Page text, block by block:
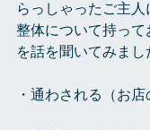
らっしゃったご主人
整体について持っ
を話を聞いてみまし
・通わされる（お店